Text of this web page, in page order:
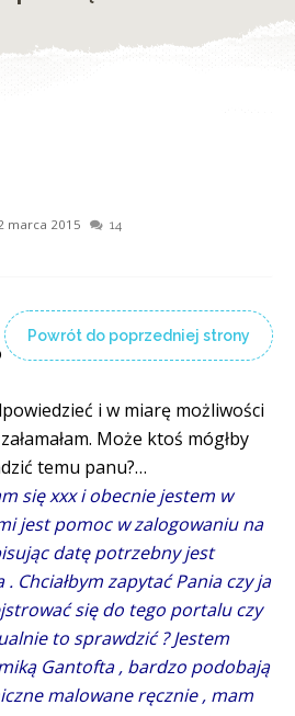
marca 2015 14
Powrót do poprzedniej strony
i w miarę możliwości
Może ktoś mógłby
temu panu?…
się xxx i obecnie jestem w
jest pomoc w zalogowaniu na
datę potrzebny jest
Chciałbym zapytać Pania czy ja
się do tego portalu czy
to sprawdzić ? Jestem
Gantofta , bardzo podobają
malowane ręcznie , mam